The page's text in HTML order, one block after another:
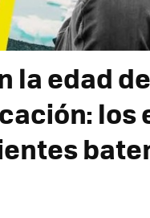
la edad
los